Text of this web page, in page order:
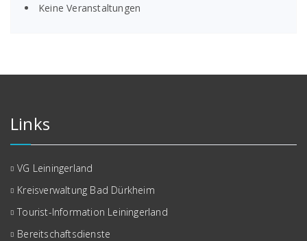
Keine Veranstaltungen
Links
VG Leiningerland
Kreisverwaltung Bad Dürkheim
Tourist-Information Leiningerland
Bereitschaftsdienste